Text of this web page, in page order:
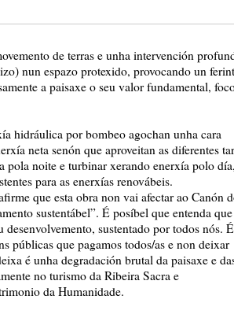
de terras e unha intervención
nun espazo protexido, provocando un
a paisaxe o seu valor fundamental,
hidráulica por bombeo agochan unha cara
neta senón que aproveitan as diferentes
pola noite e turbinar xerando enerxía polo
para as enerxías renovábeis.
que esta obra non vai afectar ao Canón
sustentábel”. É posíbel que entenda
desenvolvemento, sustentado por todos nós. É
públicas que pagamos todos/as e non deixar
é unha degradación brutal da paisaxe e
no turismo da Ribeira Sacra e
da Humanidade.